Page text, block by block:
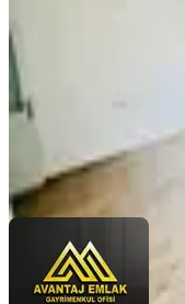
Avantaj Grup İnş. Emlak
Ara